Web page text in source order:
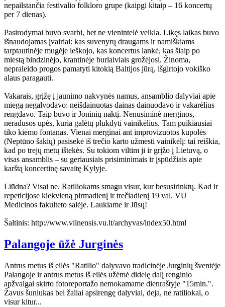
nepailstančia festivalio folkloro grupe (kaipgi kitaip – 16 koncertų
per 7 dienas).
Pasirodymai buvo svarbi, bet ne vienintelė veikla. Likęs laikas buvo
išnaudojamas įvairiai: kas suvenyrų draugams ir namiškiams
tarptautinėje mugėje ieškojo, kas koncertus lankė, kas šiaip po
miestą bindzinėjo, krantinėje burlaiviais grožėjosi. Žinoma,
nepraleido progos pamatyti kitokią Baltijos jūrą, išgirtojo vokiško
alaus paragauti.
Vakarais, grįžę į jaunimo nakvynės namus, ansamblio dalyviai apie
miegą negalvodavo: neišdainuotas dainas dainuodavo ir vakarėlius
rengdavo. Taip buvo ir Joninių naktį. Nenusiminė merginos,
neradusos upės, kuria galėtų plukdyti vainikėlius. Tam puikiausiai
tiko kiemo fontanas. Vienai merginai ant improvizuotos kupolės
(Neptūno šakių) pasisekė iš trečio karto užmesti vainikėlį: tai reiškia,
kad po trejų metų ištekės. Su tokiom viltim ji ir grįžo į Lietuvą, o
visas ansamblis – su geriausiais prisiminimais ir įspūdžiais apie
karštą koncertinę savaitę Kylyje.
Liūdna? Visai ne. Ratiliokams smagu visur, kur besusirinktų. Kad ir
repeticijose kiekvieną pirmadienį ir trečiadienį 19 val. VU
Medicinos fakulteto salėje. Laukiame ir Jūsų!
Šaltinis: http://www.vilnensis.vu.lt/archyvas/index50.html
Palangoje ūžė Jurginės
Antrus metus iš eilės "Ratilio" dalyvavo tradicinėje Jurginių šventėje
Palangoje ir antrus metus iš eilės užėmė didelę dalį renginio
apžvalgai skirto fotoreportažo nemokamame dienraštyje "15min.".
Žavus šuniukas bei žaliai apsirengę dalyviai, deja, ne ratiliokai, o
visur kitur...